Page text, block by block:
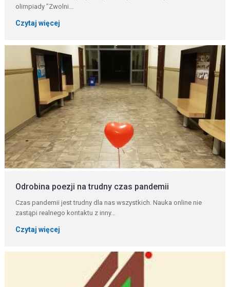
olimpiady "Zwolni...
Czytaj więcej
Odrobina poezji na trudny czas pandemii
Czas pandemii jest trudny dla nas wszystkich. Nauka online nie
zastąpi realnego kontaktu z inny...
Czytaj więcej